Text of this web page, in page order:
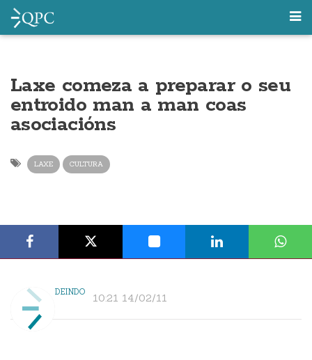
Laxe comeza a preparar o seu
entroido man a man coas
asociacións
LAXE CULTURA
DEINDO 10:21 14/02/11